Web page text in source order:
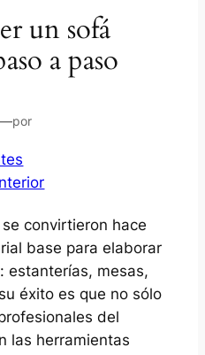
un sofá
a paso
por
convirtieron hace
base para elaborar
estanterías, mesas,
éxito es que no sólo
del
las herramientas